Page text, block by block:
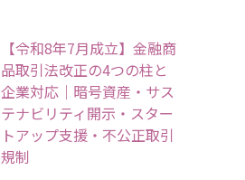
【令和8年7月成立】金融商
品取引法改正の4つの柱と
企業対応｜暗号資産・サス
テナビリティ開示・スター
トアップ支援・不公正取引
規制